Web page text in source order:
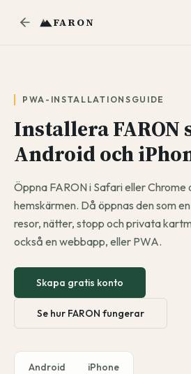
FARON
PWA-INSTALLATIONSGUIDE
Installera FARON
Android och
Öppna FARON i Safari eller Chrome
hemskärmen. Då öppnas den som
resor, nätter, stopp och privata
också en webbapp, eller PWA.
Skapa gratis konto
Se hur FARON fungerar
Android iPhone